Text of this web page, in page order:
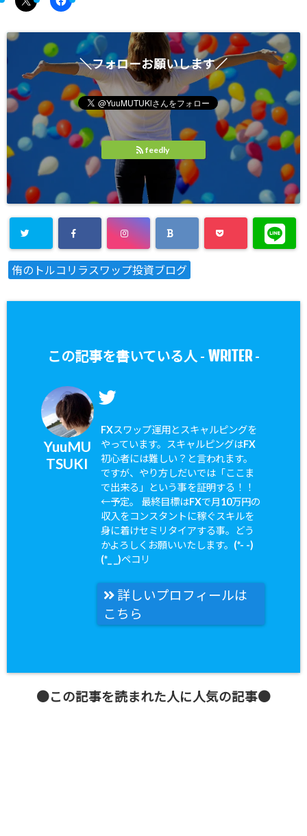
＼フォローお願いします／
feedly
侑のトルコリラスワップ投資ブログ
この記事を書いている人 - WRITER -
YuuMU
TSUKI
FXスワップ運用とスキャルピングを
やっています。スキャルピングはFX
初心者には難しい？と言われます。
ですが、やり方しだいでは「ここま
で出来る」という事を証明する！！
←予定。 最終目標はFXで月10万円の
収入をコンスタントに稼ぐスキルを
身に着けセミリタイアする事。どう
かよろしくお願いいたします。(*- -)
(*_ _)ペコリ
詳しいプロフィールは
こちら
●この記事を読まれた人に人気の記事●